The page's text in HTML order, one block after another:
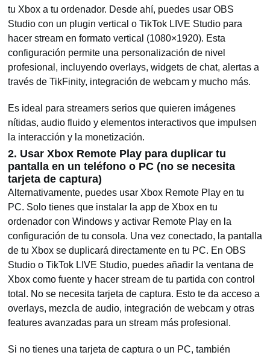
tu Xbox a tu ordenador. Desde ahí, puedes usar OBS
Studio con un plugin vertical o TikTok LIVE Studio para
hacer stream en formato vertical (1080×1920). Esta
configuración permite una personalización de nivel
profesional, incluyendo overlays, widgets de chat, alertas a
través de TikFinity, integración de webcam y mucho más.
Es ideal para streamers serios que quieren imágenes
nítidas, audio fluido y elementos interactivos que impulsen
la interacción y la monetización.
2. Usar Xbox Remote Play para duplicar tu
pantalla en un teléfono o PC (no se necesita
tarjeta de captura)
Alternativamente, puedes usar Xbox Remote Play en tu
PC. Solo tienes que instalar la app de Xbox en tu
ordenador con Windows y activar Remote Play en la
configuración de tu consola. Una vez conectado, la pantalla
de tu Xbox se duplicará directamente en tu PC. En OBS
Studio o TikTok LIVE Studio, puedes añadir la ventana de
Xbox como fuente y hacer stream de tu partida con control
total. No se necesita tarjeta de captura. Esto te da acceso a
overlays, mezcla de audio, integración de webcam y otras
features avanzadas para un stream más profesional.
Si no tienes una tarjeta de captura o un PC, también